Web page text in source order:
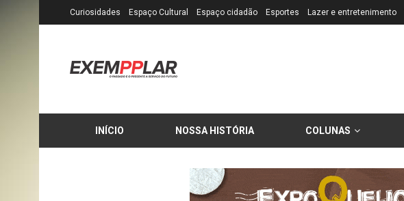
Curiosidades Espaço Cultural Espaço cidadão Esportes Lazer e entretenimento
INÍCIO NOSSA HISTÓRIA COLUNAS